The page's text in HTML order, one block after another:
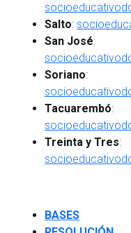
Salto:
San José:
Soriano:
Tacuarembó:
Treinta y Tres:
BASES